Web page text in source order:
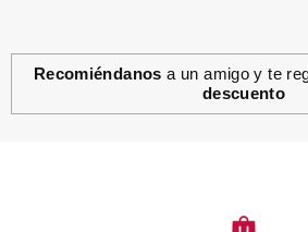
TABAC
9.70€
Recomiéndanos a un amigo y te
descuento